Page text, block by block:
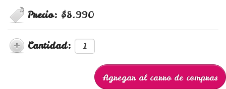
Precio: $8.990
Cantidad: